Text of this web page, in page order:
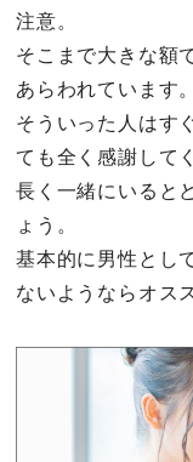
注意。
そこまで大きな額
あらわれています。
そういった人はす
ても全く感謝して
長く一緒にいると
ょう。
基本的に男性とし
ないようならオス